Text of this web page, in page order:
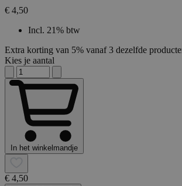
€ 4,50
Incl. 21% btw
Extra korting van 5% vanaf 3 dezelfde
Kies je aantal
In het winkelmandje
€ 4,50